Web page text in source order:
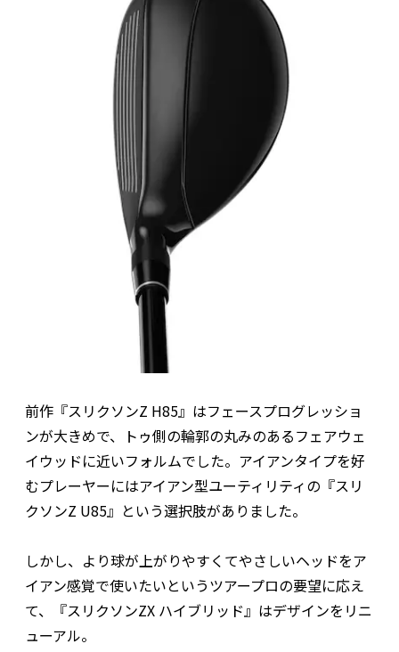
前作『スリクソンZ H85』はフェースプログレッショ
ンが大きめで、トゥ側の輪郭の丸みのあるフェアウェ
イウッドに近いフォルムでした。アイアンタイプを好
むプレーヤーにはアイアン型ユーティリティの『スリ
クソンZ U85』という選択肢がありました。
しかし、より球が上がりやすくてやさしいヘッドをア
イアン感覚で使いたいというツアープロの要望に応え
て、『スリクソンZX ハイブリッド』はデザインをリニ
ューアル。